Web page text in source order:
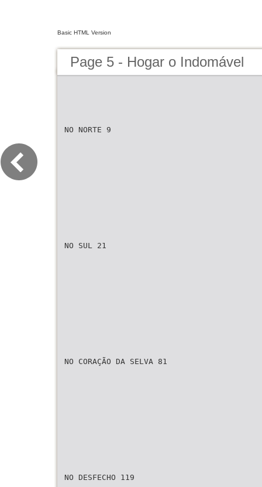
Basic HTML Version
Page 5 - Hogar o Indomável
NO NORTE 9
NO SUL 21
NO CORAÇÃO DA SELVA 81
NO DESFECHO 119